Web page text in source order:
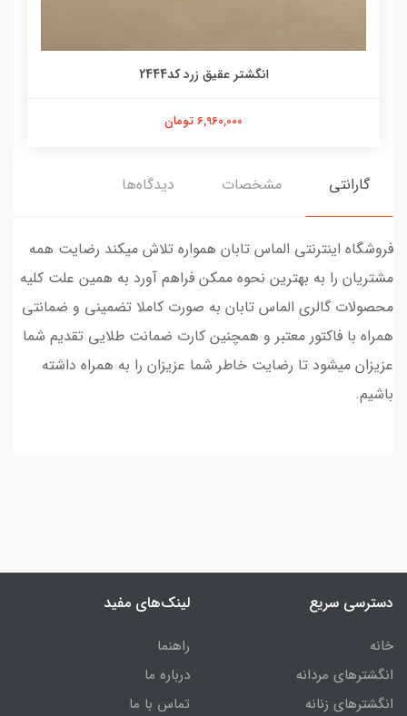
انگشتر عقیق زرد کد2444
6,960,000 تومان
گارانتی مشخصات دیدگاه‌ها
فروشگاه اینترنتی الماس تابان همواره تلاش میکند رضایت همه
مشتریان را به بهترین نحوه ممکن فراهم آورد به همین علت کلیه
محصولات گالری الماس تابان به صورت کاملا تضمینی و ضمانتی
همراه با فاکتور معتبر و همچنین کارت ضمانت طلایی تقدیم شما
عزیزان میشود تا رضایت خاطر شما عزیزان را به همراه داشته
باشیم.
دسترسی سریع
خانه
انگشترهای مردانه
انگشترهای زنانه
لینک‌های مفید
راهنما
درباره ما
تماس با ما